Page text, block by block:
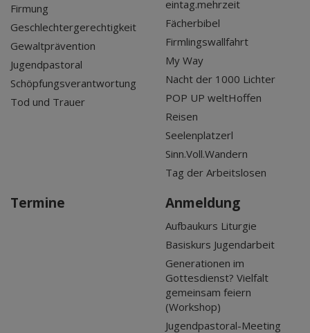
Firmung
Geschlechtergerechtigkeit
Gewaltprävention
Jugendpastoral
Schöpfungsverantwortung
Tod und Trauer
eintag.mehrzeit
Fächerbibel
Firmlingswallfahrt
My Way
Nacht der 1000 Lichter
POP UP weltHoffen
Reisen
Seelenplatzerl
Sinn.Voll.Wandern
Tag der Arbeitslosen
Termine Anmeldung
Aufbaukurs Liturgie
Basiskurs Jugendarbeit
Generationen im
Gottesdienst? Vielfalt
gemeinsam feiern
(Workshop)
Jugendpastoral-Meeting